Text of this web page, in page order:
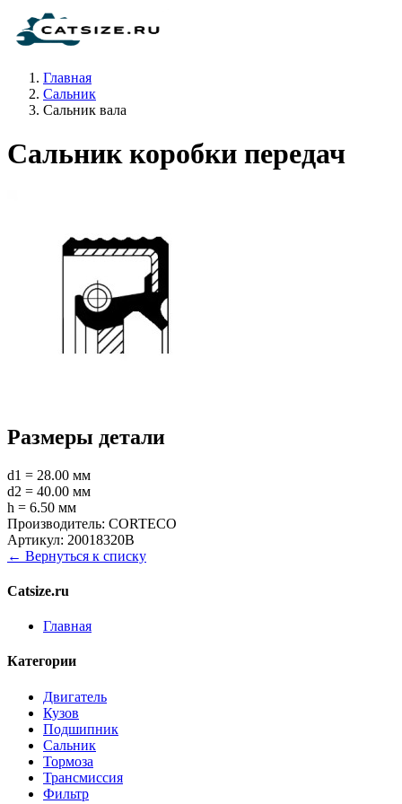
Главная
Сальник
Сальник вала
Сальник коробки передач
Размеры детали
d1 = 28.00 мм
d2 = 40.00 мм
h = 6.50 мм
Производитель: CORTECO
Артикул: 20018320B
← Вернуться к списку
Catsize.ru
Главная
Категории
Двигатель
Кузов
Подшипник
Сальник
Тормоза
Трансмиссия
Фильтр